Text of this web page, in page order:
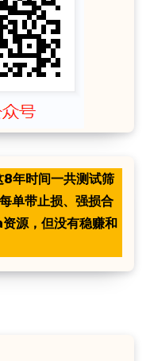
年时间一共测试筛
单带止损、强损合
源，但没有稳赚和